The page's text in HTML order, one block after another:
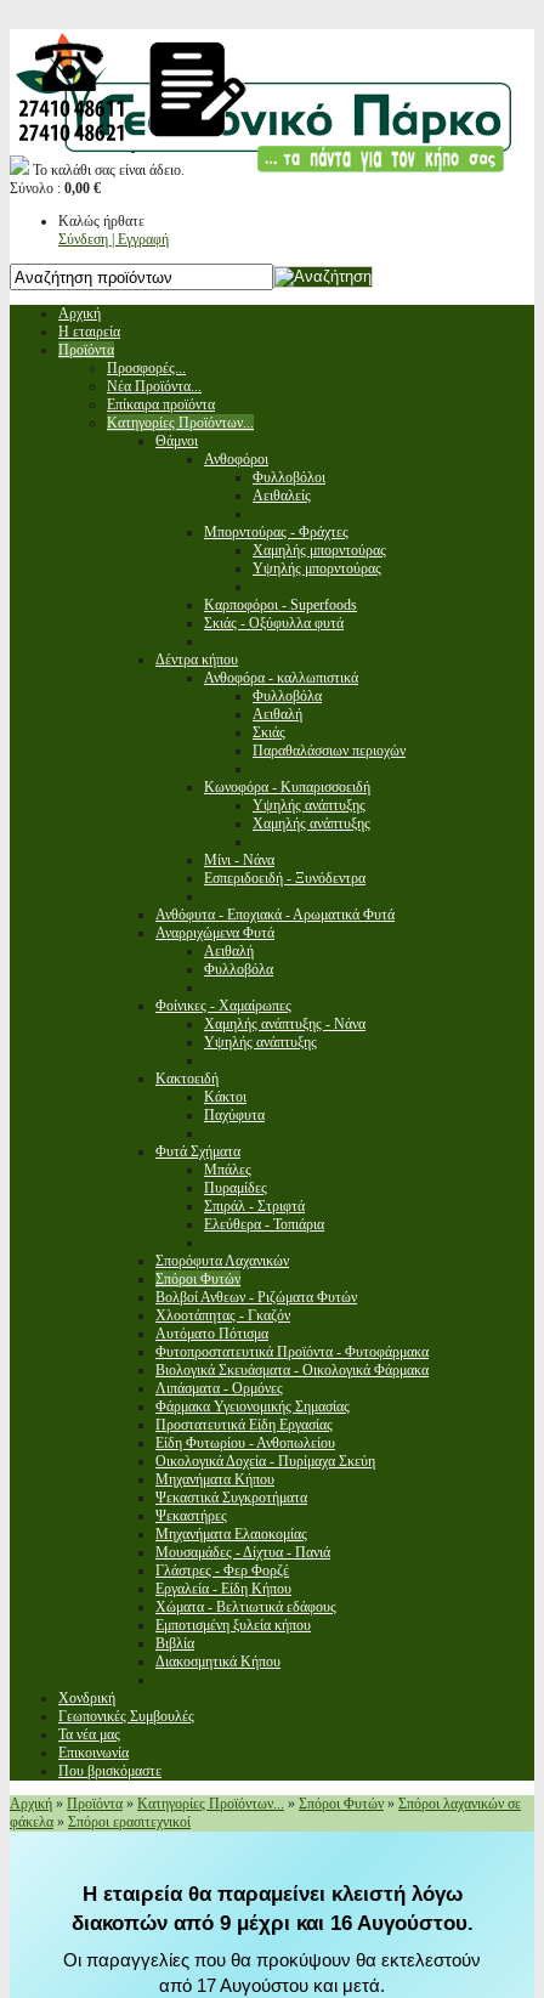
Το καλάθι σας είναι άδειο.
Σύνολο : 0,00 €
Καλώς ήρθατε
Σύνδεση | Εγγραφή
Αρχική
Η εταιρεία
Προϊόντα
Προσφορές...
Νέα Προϊόντα...
Επίκαιρα προϊόντα
Κατηγορίες Προϊόντων...
Θάμνοι
Ανθοφόροι
Φυλλοβόλοι
Αειθαλείς
Μπορντούρας - Φράχτες
Χαμηλής μπορντούρας
Υψηλής μπορντούρας
Καρποφόροι - Superfoods
Σκιάς - Οξύφυλλα φυτά
Δέντρα κήπου
Ανθοφόρα - καλλωπιστικά
Φυλλοβόλα
Αειθαλή
Σκιάς
Παραθαλάσσιων περιοχών
Κωνοφόρα - Κυπαρισσοειδή
Υψηλής ανάπτυξης
Χαμηλής ανάπτυξης
Μίνι - Νάνα
Εσπεριδοειδή - Ξυνόδεντρα
Ανθόφυτα - Εποχιακά - Αρωματικά Φυτά
Αναρριχώμενα Φυτά
Αειθαλή
Φυλλοβόλα
Φοίνικες - Χαμαίρωπες
Χαμηλής ανάπτυξης - Νάνα
Υψηλής ανάπτυξης
Κακτοειδή
Κάκτοι
Παχύφυτα
Φυτά Σχήματα
Μπάλες
Πυραμίδες
Σπιράλ - Στριφτά
Ελεύθερα - Τοπιάρια
Σπορόφυτα Λαχανικών
Σπόροι Φυτών
Βολβοί Ανθεων - Ριζώματα Φυτών
Χλοοτάπητας - Γκαζόν
Αυτόματο Πότισμα
Φυτοπροστατευτικά Προϊόντα - Φυτοφάρμακα
Βιολογικά Σκευάσματα - Οικολογικά Φάρμακα
Λιπάσματα - Ορμόνες
Φάρμακα Υγειονομικής Σημασίας
Προστατευτικά Είδη Εργασίας
Είδη Φυτωρίου - Ανθοπωλείου
Οικολογικά Δοχεία - Πυρίμαχα Σκεύη
Μηχανήματα Κήπου
Ψεκαστικά Συγκροτήματα
Ψεκαστήρες
Μηχανήματα Ελαιοκομίας
Μουσαμάδες - Δίχτυα - Πανιά
Γλάστρες - Φερ Φορζέ
Εργαλεία - Είδη Κήπου
Χώματα - Βελτιωτικά εδάφους
Εμποτισμένη ξυλεία κήπου
Βιβλία
Διακοσμητικά Κήπου
Χονδρική
Γεωπονικές Συμβουλές
Τα νέα μας
Επικοινωνία
Που βρισκόμαστε
Αρχική » Προϊόντα » Κατηγορίες Προϊόντων... » Σπόροι Φυτών » Σπόροι λαχανικών σε
φάκελα » Σπόροι ερασιτεχνικοί
Η εταιρεία θα παραμείνει κλειστή λόγω
διακοπών από 9 μέχρι και 16 Αυγούστου.
Οι παραγγελίες που θα προκύψουν θα εκτελεστούν
από 17 Αυγούστου και μετά.